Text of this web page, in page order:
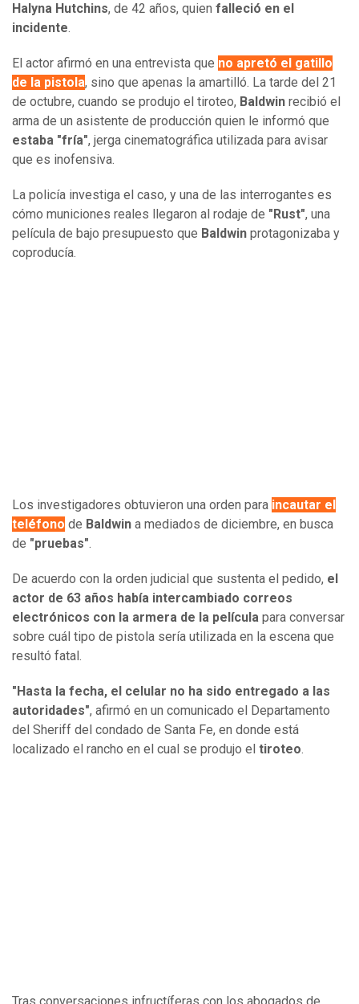
Halyna Hutchins, de 42 años, quien falleció en el
incidente.
El actor afirmó en una entrevista que no apretó el gatillo
de la pistola, sino que apenas la amartilló. La tarde del 21
de octubre, cuando se produjo el tiroteo, Baldwin recibió el
arma de un asistente de producción quien le informó que
estaba "fría", jerga cinematográfica utilizada para avisar
que es inofensiva.
La policía investiga el caso, y una de las interrogantes es
cómo municiones reales llegaron al rodaje de "Rust", una
película de bajo presupuesto que Baldwin protagonizaba y
coproducía.
Los investigadores obtuvieron una orden para incautar el
teléfono de Baldwin a mediados de diciembre, en busca
de "pruebas".
De acuerdo con la orden judicial que sustenta el pedido, el
actor de 63 años había intercambiado correos
electrónicos con la armera de la película para conversar
sobre cuál tipo de pistola sería utilizada en la escena que
resultó fatal.
"Hasta la fecha, el celular no ha sido entregado a las
autoridades", afirmó en un comunicado el Departamento
del Sheriff del condado de Santa Fe, en donde está
localizado el rancho en el cual se produjo el tiroteo.